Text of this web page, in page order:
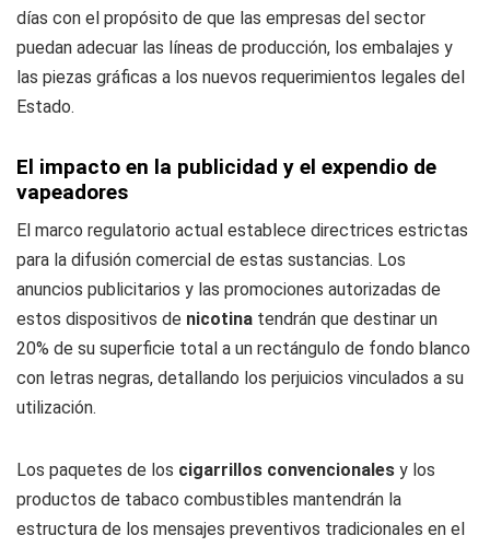
días con el propósito de que las empresas del sector
puedan adecuar las líneas de producción, los embalajes y
las piezas gráficas a los nuevos requerimientos legales del
Estado.
El impacto en la publicidad y el expendio de
vapeadores
El marco regulatorio actual establece directrices estrictas
para la difusión comercial de estas sustancias. Los
anuncios publicitarios y las promociones autorizadas de
estos dispositivos de nicotina tendrán que destinar un
20% de su superficie total a un rectángulo de fondo blanco
con letras negras, detallando los perjuicios vinculados a su
utilización.
Los paquetes de los cigarrillos convencionales y los
productos de tabaco combustibles mantendrán la
estructura de los mensajes preventivos tradicionales en el